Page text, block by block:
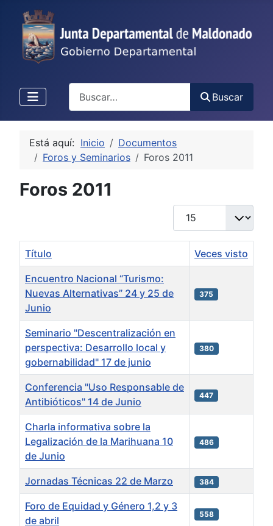
Buscar
Está aquí: Inicio
Documentos
Foros y Seminarios
Foros 2011
Foros 2011
Cantidad
Título Veces visto
Encuentro Nacional “Turismo:
Nuevas Alternativas” 24 y 25 de
Junio
375
Seminario "Descentralización en
perspectiva: Desarrollo local y
gobernabilidad" 17 de junio
380
Conferencia "Uso Responsable de
Antibióticos" 14 de Junio
447
Charla informativa sobre la
Legalización de la Marihuana 10
de Junio
486
Jornadas Técnicas 22 de Marzo 384
Foro de Equidad y Género 1,2 y 3
de abril
558